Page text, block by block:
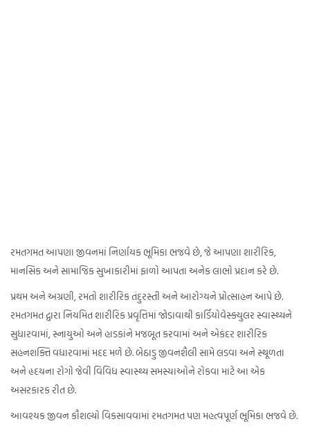
રમતગમત આપણા જીવનમાં નિર્ણાયક ભૂમિકા ભજવે છે, જે આપણા શારીરિક,
માનસિક અને સામાજિક સુખાકારીમાં ફાળો આપતા અનેક લાભો પ્રદાન કરે છે.
પ્રથમ અને અગ્રણી, રમતો શારીરિક તંદુરસ્તી અને આરોગ્યને પ્રોત્સાહન આપે છે.
રમતગમત દ્વારા નિયમિત શારીરિક પ્રવૃત્તિમાં જોડાવાથી કાર્ડિયોવેસ્ક્યુલર સ્વાસ્થ્યને
સુધારવામાં, સ્નાયુઓ અને હાડકાંને મજબૂત કરવામાં અને એકંદર શારીરિક
સહનશક્તિ વધારવામાં મદદ મળે છે. બેઠાડુ જીવનશૈલી સામે લડવા અને સ્થૂળતા
અને હૃદયના રોગો જેવી વિવિધ સ્વાસ્થ્ય સમસ્યાઓને રોકવા માટે આ એક
અસરકારક રીત છે.
આવશ્યક જીવન કૌશલ્યો વિકસાવવામાં રમતગમત પણ મહત્વપૂર્ણ ભૂમિકા ભજવે છે.